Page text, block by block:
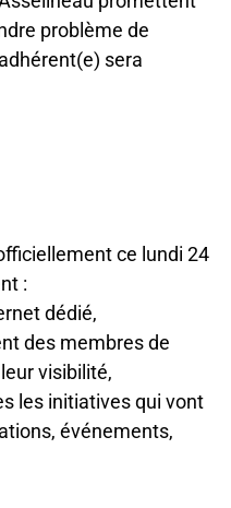
problème de
sera
ce lundi 24
:
dédié,
des membres de
visibilité,
les initiatives qui vont
événements,